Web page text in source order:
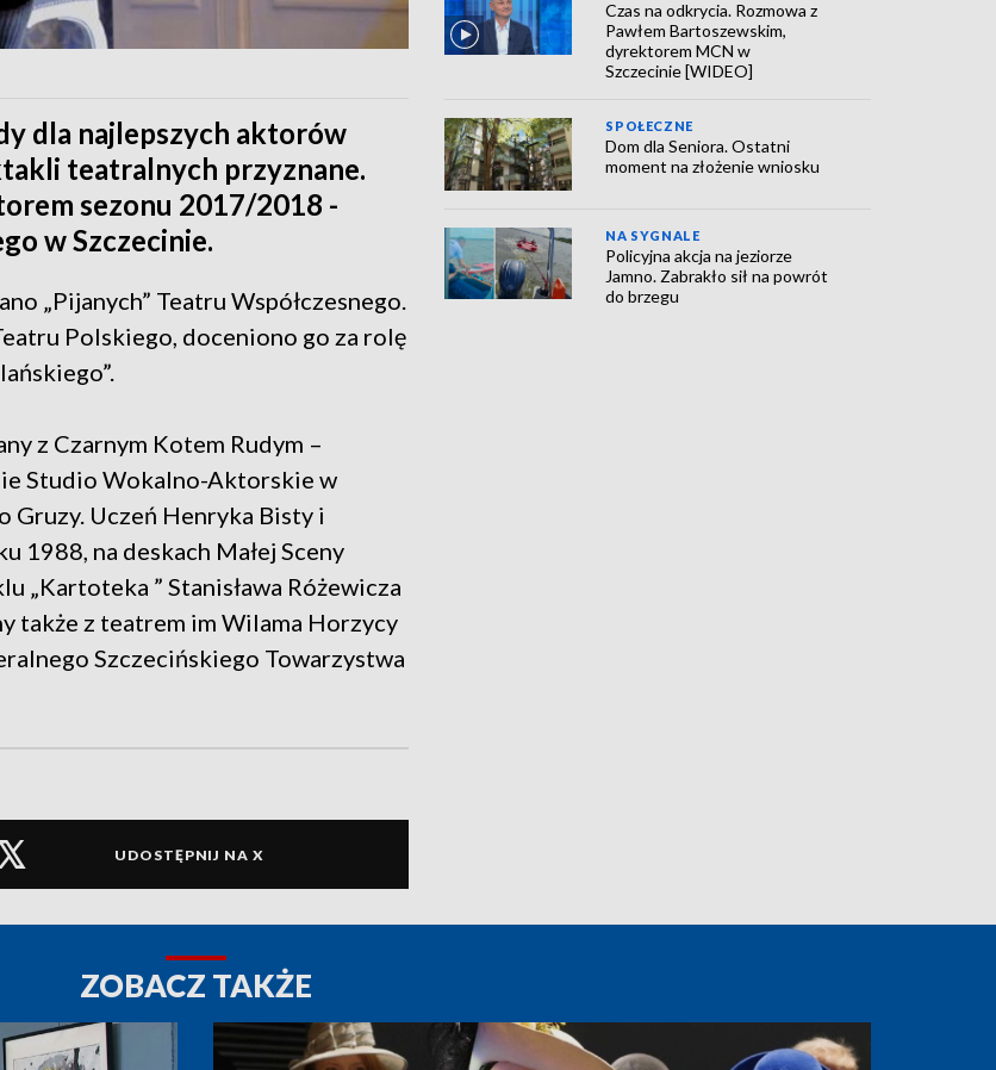
dla najlepszych aktorów
teatralnych przyznane.
sezonu 2017/2018 -
w Szczecinie.
„Pijanych” Teatru Współczesnego.
Polskiego, doceniono go za rolę
z Czarnym Kotem Rudym –
Studio Wokalno-Aktorskie w
Gruzy. Uczeń Henryka Bisty i
1988, na deskach Małej Sceny
„Kartoteka ” Stanisława Różewicza
także z teatrem im Wilama Horzycy
Szczecińskiego Towarzystwa
UDOSTĘPNIJ NA X
Czas na odkrycia. Rozmowa z
Pawłem Bartoszewskim,
dyrektorem MCN w
Szczecinie [WIDEO]
SPOŁECZNE
Dom dla Seniora. Ostatni
moment na złożenie wniosku
NA SYGNALE
Policyjna akcja na jeziorze
Jamno. Zabrakło sił na powrót
do brzegu
ZOBACZ TAKŻE